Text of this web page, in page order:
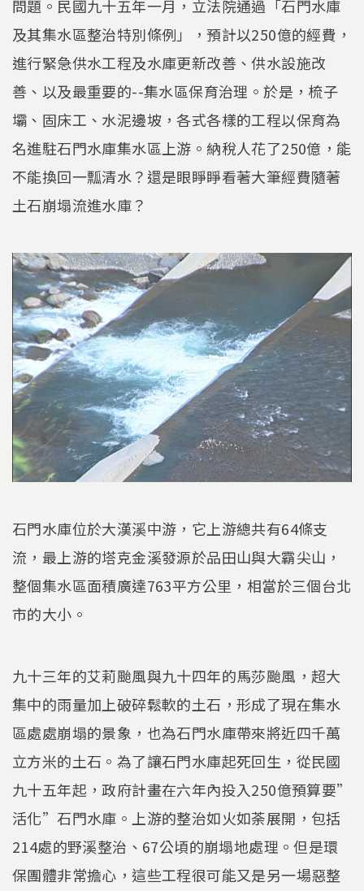
問題。民國九十五年一月，立法院通過「石門水庫
及其集水區整治特別條例」，預計以250億的經費，
進行緊急供水工程及水庫更新改善、供水設施改
善、以及最重要的--集水區保育治理。於是，梳子
壩、固床工、水泥邊坡，各式各樣的工程以保育為
名進駐石門水庫集水區上游。納稅人花了250億，能
不能換回一瓢清水？還是眼睜睜看著大筆經費隨著
土石崩塌流進水庫？
石門水庫位於大漢溪中游，它上游總共有64條支
流，最上游的塔克金溪發源於品田山與大霸尖山，
整個集水區面積廣達763平方公里，相當於三個台北
市的大小。
九十三年的艾莉颱風與九十四年的馬莎颱風，超大
集中的雨量加上破碎鬆軟的土石，形成了現在集水
區處處崩塌的景象，也為石門水庫帶來將近四千萬
立方米的土石。為了讓石門水庫起死回生，從民國
九十五年起，政府計畫在六年內投入250億預算要”
活化”石門水庫。上游的整治如火如荼展開，包括
214處的野溪整治、67公頃的崩塌地處理。但是環
保團體非常擔心，這些工程很可能又是另一場惡整